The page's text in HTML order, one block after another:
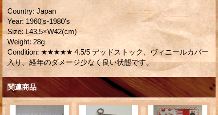
Country: Japan
Year: 1960's-1980's
Size: L43.5×W42(cm)
Weight: 28g
Condition: ★★★★★ 4.5/5 デッドストック、ヴィニールカバー
入り。経年のダメージ少なく良い状態です。
関連商品